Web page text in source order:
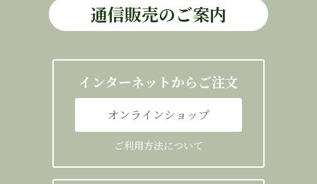
通信販売のご案内
インターネットからご注文
オンラインショップ
ご利用方法について